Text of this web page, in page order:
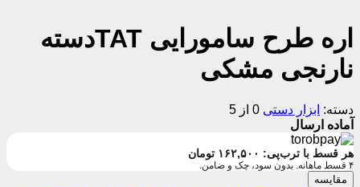
اره طرح سامورایی TATدسته
نارنجی مشکی
دسته: ابزار دستی 0 از 5
آماده ارسال
هر قسط با ترب‌پی: ۱۶۲,۵۰۰ تومان
۴ قسط ماهانه. بدون سود، چک و ضامن.
مقایسه